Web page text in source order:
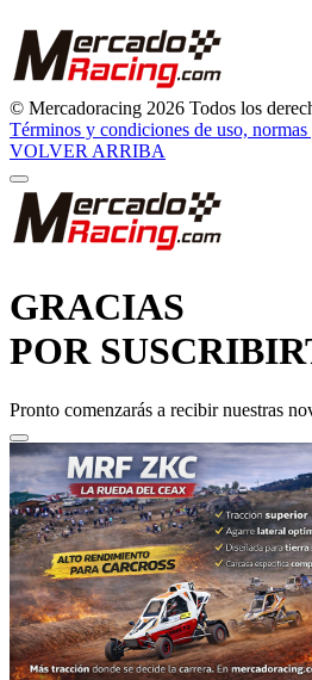
© Mercadoracing 2026 Todos los
Términos y condiciones de uso,
VOLVER ARRIBA
GRACIAS
POR
Pronto comenzarás a recibir nuestras